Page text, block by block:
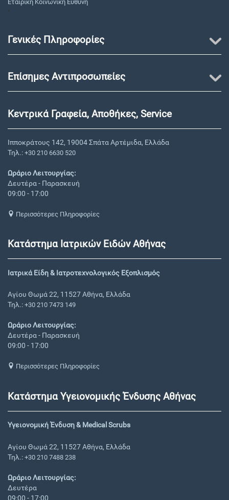
Εταιρική Κοινωνική Ευθύνη
"
Γενικές Πληροφορίες
Επίσημες Αντιπροσωπείες
Κεντρικά Γραφεία, Αποθήκες, Service
Ιπποκράτους 142, 19004 Σπάτα Αρτέμιδα, Ελλάδα
Τηλ.: +30 210 6630 520
Ωράριο Λειτουργίας:
Δευτέρα - Παρασκευή
09:00 - 17:00
Περισσότερες Πληροφορίες
Κατάστημα Ιατρικών Ειδών Αθήνας
Ιατρικά Είδη & Ιατροτεχνολογικός Εξοπλισμός
Αγίου Θωμά 22, 11527 Αθήνα, Ελλάδα
Τηλ.: +30 210 7473 149
Ωράριο Λειτουργίας:
Δευτέρα - Παρασκευή
09:00 - 17:00
Περισσότερες Πληροφορίες
Κατάστημα Υγειονομικής Ένδυσης Αθήνας
Υγειονομική Ένδυση & Medical Scrubs
Αγίου Θωμά 22, 11527 Αθήνα, Ελλάδα
Τηλ.: +30 210 7488 238
Ωράριο Λειτουργίας:
Δευτέρα
09:00 - 17:00